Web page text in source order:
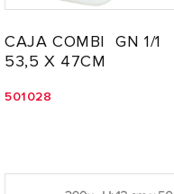
CAJA COMBI GN 1/1
53,5 X 47CM
501028